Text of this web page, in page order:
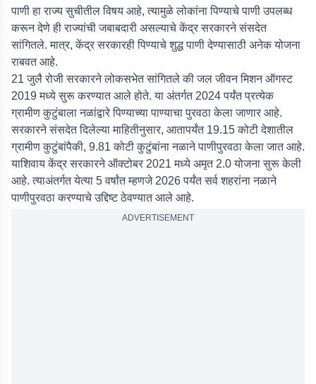
पाणी हा राज्य सुचीतील विषय आहे, त्यामुळे लोकांना पिण्याचे पाणी उपलब्ध
करून देणे ही राज्यांची जबाबदारी असल्याचे केंद्र सरकारने संसदेत
सांगितले. मात्र, केंद्र सरकारही पिण्याचे शुद्ध पाणी देण्यासाठी अनेक योजना
राबवत आहे.
21 जुलै रोजी सरकारने लोकसभेत सांगितले की जल जीवन मिशन ऑगस्ट
2019 मध्ये सुरू करण्यात आले होते. या अंतर्गत 2024 पर्यंत प्रत्येक
ग्रामीण कुटुंबाला नळांद्वारे पिण्याच्या पाण्याचा पुरवठा केला जाणार आहे.
सरकारने संसदेत दिलेल्या माहितीनुसार, आतापर्यंत 19.15 कोटी देशातील
ग्रामीण कुटुंबांपैकी, 9.81 कोटी कुटुंबांना नळाने पाणीपुरवठा केला जात आहे.
याशिवाय केंद्र सरकारने ऑक्टोबर 2021 मध्ये अमृत 2.0 योजना सुरू केली
आहे. त्याअंतर्गत येत्या 5 वर्षांत म्हणजे 2026 पर्यंत सर्व शहरांना नळाने
पाणीपुरवठा करण्याचे उद्दिष्ट ठेवण्यात आले आहे.
ADVERTISEMENT